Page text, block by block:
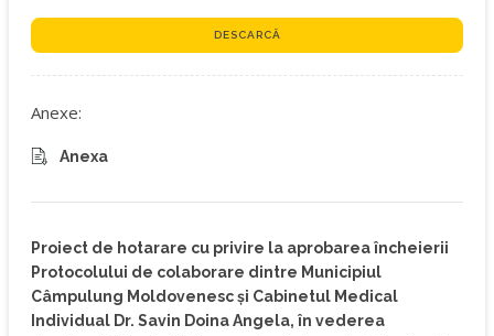
DESCARCĂ
Anexe:
Anexa
Proiect de hotarare cu privire la aprobarea încheierii
Protocolului de colaborare dintre Municipiul
Câmpulung Moldovenesc și Cabinetul Medical
Individual Dr. Savin Doina Angela, în vederea